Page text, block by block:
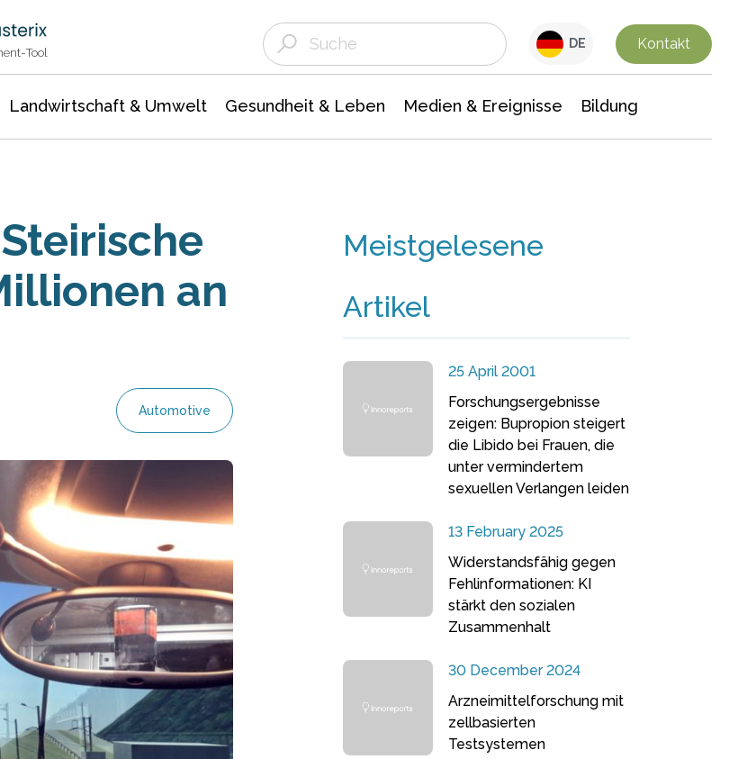
Tool
DE Kontakt
Landwirtschaft & Umwelt Gesundheit & Leben Medien & Ereignisse Bildung
an
Automotive
Meistgelesene
Artikel
25 April 2001
Forschungsergebnisse
zeigen: Bupropion steigert
die Libido bei Frauen, die
unter vermindertem
sexuellen Verlangen leiden
13 February 2025
Widerstandsfähig gegen
Fehlinformationen: KI
stärkt den sozialen
Zusammenhalt
30 December 2024
Arzneimittelforschung mit
zellbasierten
Testsystemen